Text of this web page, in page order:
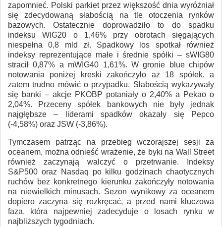
zapomnieć. Polski parkiet przez większość dnia wyróżniał
się zdecydowaną słabością na tle otoczenia rynków
bazowych. Ostatecznie doprowadziło to do spadku
indeksu WIG20 o 1,46% przy obrotach sięgających
niespełna 0,8 mld zł. Spadkowy los spotkał również
indeksy reprezentujące małe i średnie spółki – sWIG80
stracił 0,87% a mWIG40 1,61%. W gronie blue chipów
notowania poniżej kreski zakończyło aż 18 spółek, a
zatem trudno mówić o przypadku. Słabością wykazywały
się banki – akcje PKOBP potaniały o 2,40% a Pekao o
2,04%. Przeceny spółek bankowych nie były jednak
najgłębsze – liderami spadków okazały się Pepco
(-4,58%) oraz JSW (-3,86%).
Tymczasem patrząc na przebieg wczorajszej sesji za
oceanem, można odnieść wrażenie, że byki na Wall Street
również zaczynają walczyć o przetrwanie. Indeksy
S&P500 oraz Nasdaq po kilku godzinach chaotycznych
ruchów bez konkretnego kierunku zakończyły notowania
na niewielkich minusach. Sezon wynikowy za oceanem
dopiero zaczyna się rozkręcać, a przed nami kluczowa
faza, która najpewniej zadecyduje o losach rynku w
najbliższych tygodniach.